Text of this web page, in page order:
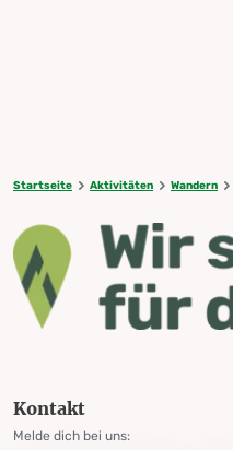
Startseite Aktivitäten Wandern
Kontakt
Melde dich bei uns: